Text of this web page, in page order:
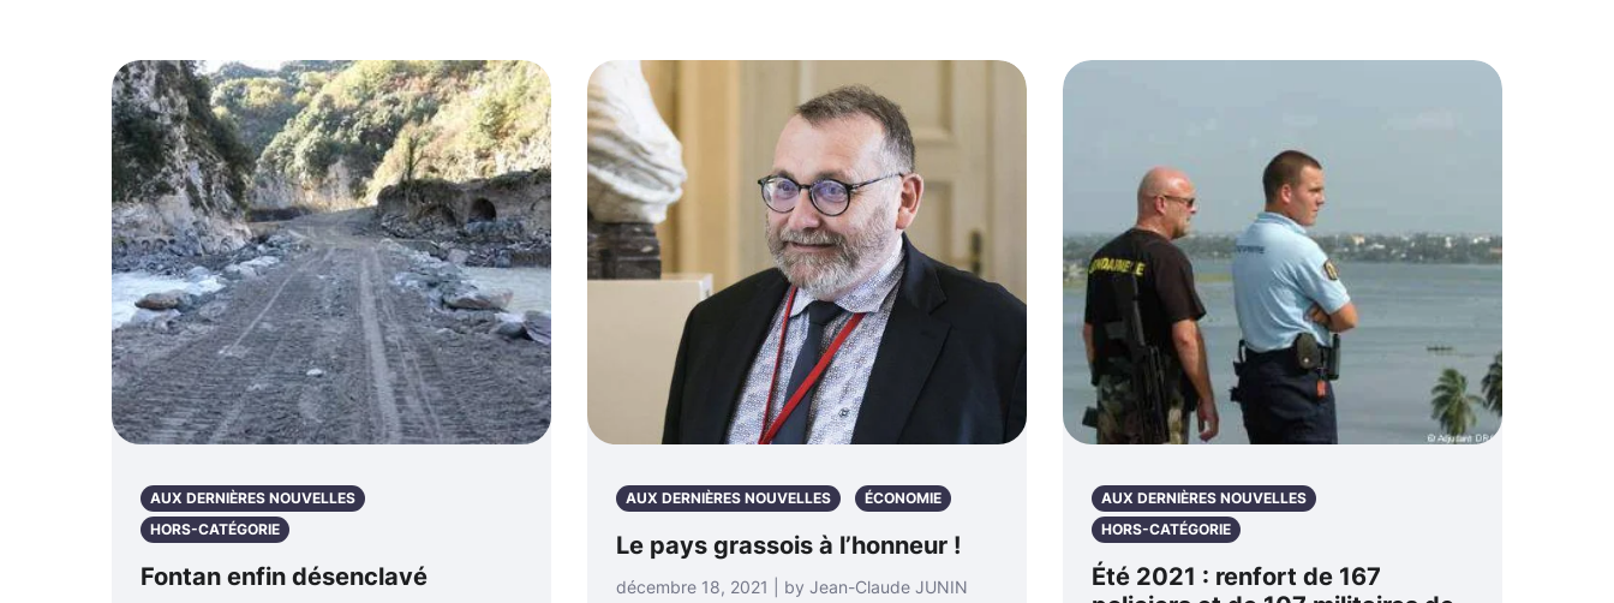
AUX DERNIÈRES NOUVELLES
HORS-CATÉGORIE
Fontan enfin désenclavé
AUX DERNIÈRES NOUVELLES ÉCONOMIE
Le pays grassois à l’honneur !
décembre 18, 2021 | by Jean-Claude JUNIN
AUX DERNIÈRES NOUVELLES
HORS-CATÉGORIE
Été 2021 : renfort de 167